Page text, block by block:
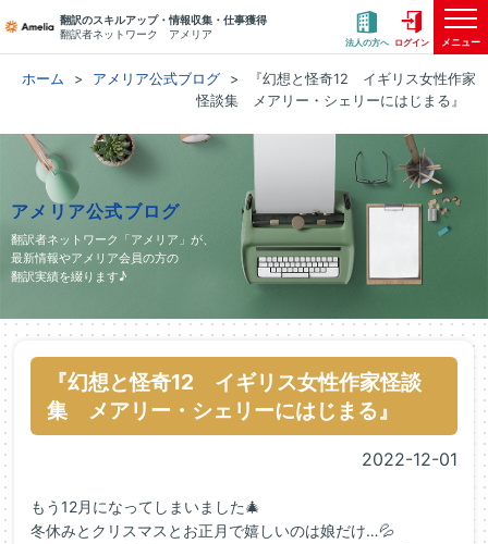
翻訳のスキルアップ・情報収集・仕事獲得
翻訳者ネットワーク アメリア
法人の方へ ログイン メニュー
ホーム アメリア公式ブログ
『幻想と怪奇12 イギリス女性作家
怪談集 メアリー・シェリーにはじまる』
アメリア公式ブログ
翻訳者ネットワーク「アメリア」が、
最新情報やアメリア会員の方の
翻訳実績を綴ります♪
『幻想と怪奇12 イギリス女性作家怪談
集 メアリー・シェリーにはじまる』
2022-12-01
もう12月になってしまいました🎄
冬休みとクリスマスとお正月で嬉しいのは娘だけ…💦